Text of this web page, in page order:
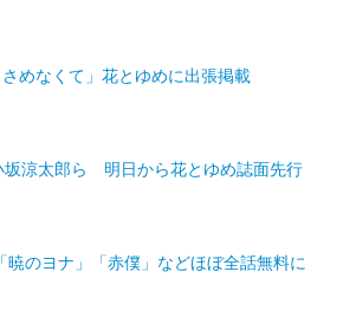
めなくて」花とゆめに出張掲載
坂涼太郎ら 明日から花とゆめ誌⾯先⾏
のヨナ」「赤僕」などほぼ全話無料に